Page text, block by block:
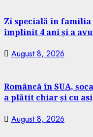
Zi specială în
împlinit 4 ani și a
August 8, 2026
Româncă în SUA,
a plătit chiar și cu
August 8, 2026